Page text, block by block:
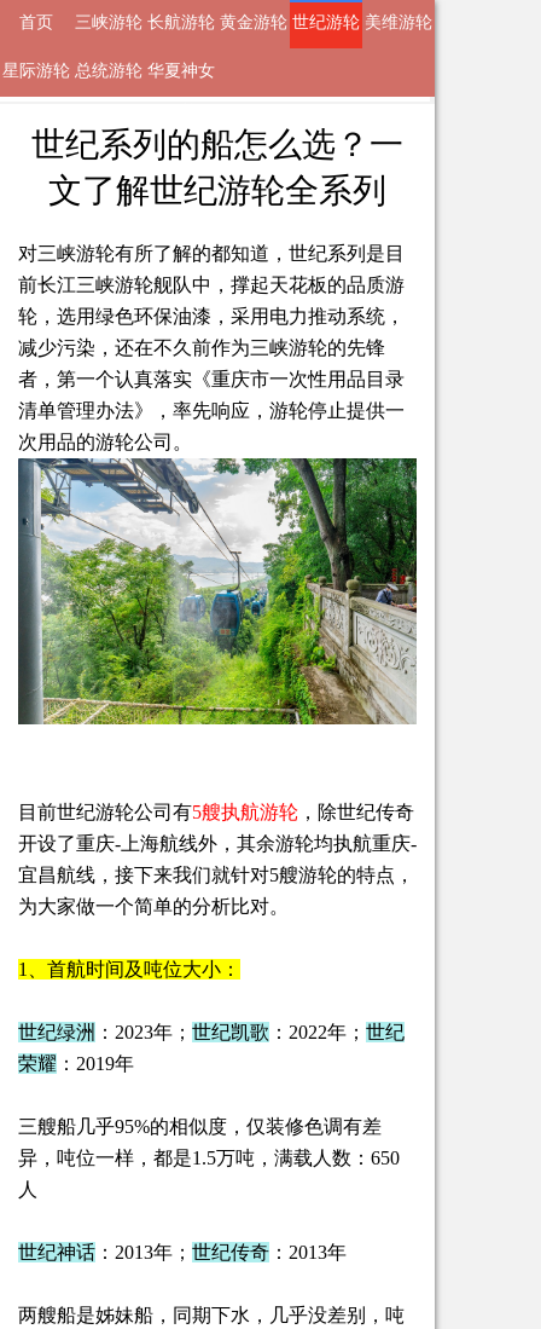
首页 三峡游轮 长航游轮 黄金游轮 世纪游轮 美维游轮
星际游轮 总统游轮 华夏神女
来自世纪游轮2024-04-08 10:53 的文章
世纪系列的船怎么选？一
文了解世纪游轮全系列
对三峡游轮有所了解的都知道，世纪系列是目
前长江三峡游轮舰队中，撑起天花板的品质游
轮，选用绿色环保油漆，采用电力推动系统，
减少污染，还在不久前作为三峡游轮的先锋
者，第一个认真落实《重庆市一次性用品目录
清单管理办法》，率先响应，游轮停止提供一
次用品的游轮公司。
目前世纪游轮公司有5艘执航游轮 ，除世纪传奇
开设了重庆-上海航线外，其余游轮均执航重庆-
宜昌航线，接下来我们就针对5艘游轮的特点，
为大家做一个简单的分析比对。
1、首航时间及吨位大小：
世纪绿洲 ：2023年； 世纪凯歌 ：2022年； 世纪
荣耀 ：2019年
三艘船几乎95%的相似度，仅装修色调有差
异，吨位一样，都是1.5万吨，满载人数：650
人
世纪神话 ：2013年； 世纪传奇 ：2013年
两艘船是姊妹船，同期下水，几乎没差别，吨